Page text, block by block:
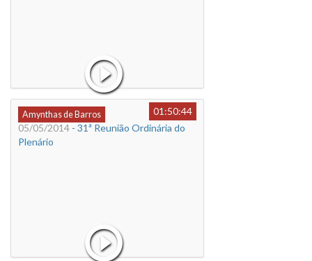
Amynthas de Barros
01:50:44
05/05/2014 - 31ª Reunião Ordinária do
Plenário